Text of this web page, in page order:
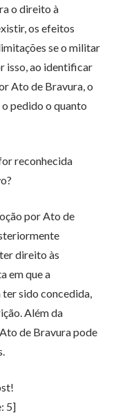
o direito à
os efeitos
se o militar
isso, ao identificar
Ato de Bravura, o
pedido o quanto
reconhecida
por Ato de
direito às
em que a
sido concedida,
Além da
de Bravura pode
5]